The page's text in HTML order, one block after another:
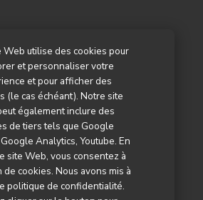
Web utilise des cookies pour
et personnaliser votre
et pour afficher des
(le cas échéant). Notre site
également inclure des
de tiers tels que Google
Analytics, Youtube. En
site Web, vous consentez à
cookies. Nous avons mis à
politique de confidentialité.